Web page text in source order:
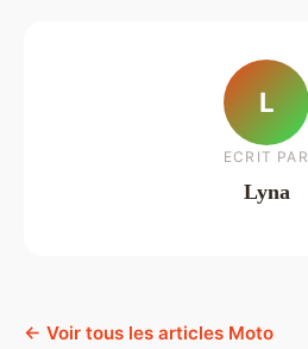
L
ECRIT PAR
Lyna
← Voir tous les articles Moto